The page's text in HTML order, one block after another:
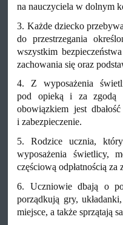
na nauczyciela w dolnym
3. Każde dziecko
do przestrzegania
wszystkim
zachowania się oraz
4. Z wyposażenia
pod opieką i za zgodą
obowiązkiem jest
i zabezpieczenie.
5. Rodzice ucznia,
wyposażenia świetlicy,
częściową odpłatnością
6. Uczniowie dbają o
porządkują gry,
miejsce, a także sprzątają